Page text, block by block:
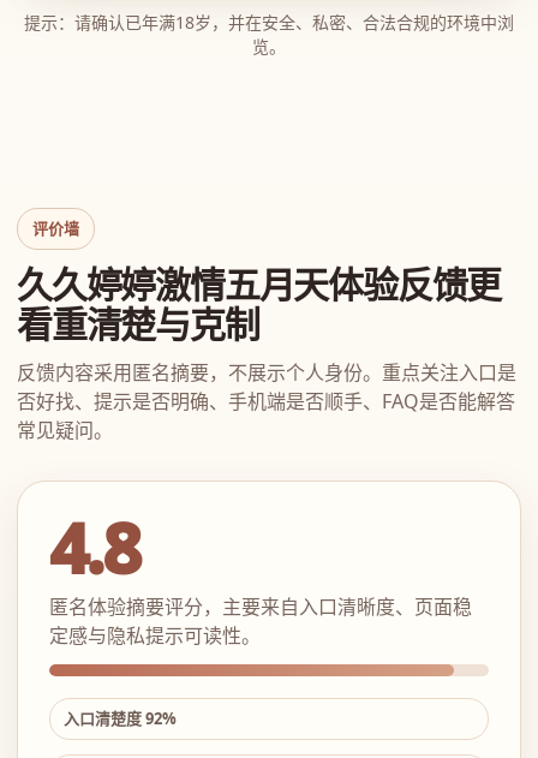
提示：请确认已年满18岁，并在安全、私密、合法合规的环境中浏
览。
评价墙
久久婷婷激情五月天体验反馈更
看重清楚与克制
反馈内容采用匿名摘要，不展示个人身份。重点关注入口是
否好找、提示是否明确、手机端是否顺手、FAQ是否能解答
常见疑问。
4.8
匿名体验摘要评分，主要来自入口清晰度、页面稳
定感与隐私提示可读性。
入口清楚度 92%